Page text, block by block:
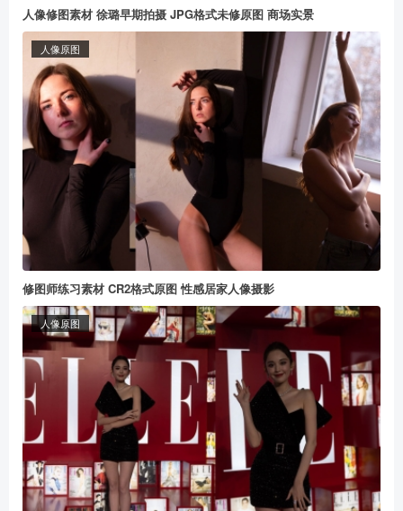
人像修图素材 徐璐早期拍摄 JPG格式未修原图 商场实景
人像原图
修图师练习素材 CR2格式原图 性感居家人像摄影
人像原图